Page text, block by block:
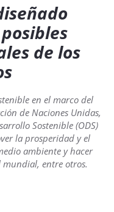
de los
en el marco del
de Naciones Unidas,
Sostenible (ODS)
la prosperidad y el
ambiente y hacer
entre otros.